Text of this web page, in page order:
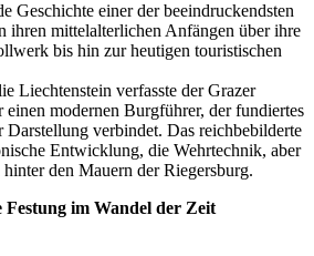
Geschichte einer der beeindruckendsten
ihren mittelalterlichen Anfängen über ihre
bis hin zur heutigen touristischen
Liechtenstein verfasste der Grazer
modernen Burgführer, der fundiertes
Darstellung verbindet. Das reichbebilderte
Entwicklung, die Wehrtechnik, aber
den Mauern der Riegersburg.
Festung im Wandel der Zeit